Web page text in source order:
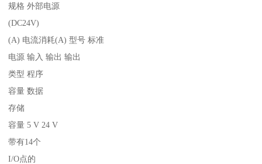
规格 外部电源
(DC24V)
(A) 电流消耗(A) 型号 标准
电源 输入 输出 输出
类型 程序
容量 数据
存储
容量 5 V 24 V
带有14个
I/O点的